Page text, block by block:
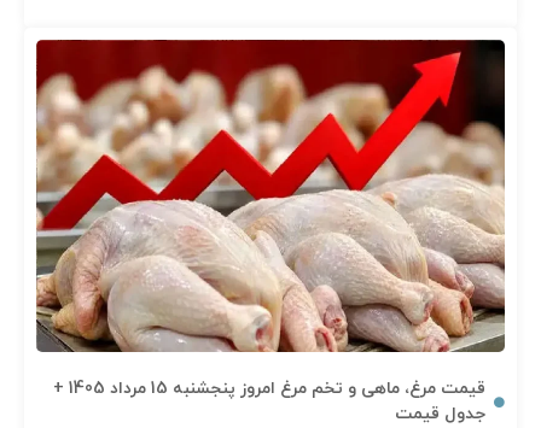
قیمت مرغ، ماهی و تخم مرغ امروز پنجشنبه 15 مرداد 1405 +
جدول قیمت